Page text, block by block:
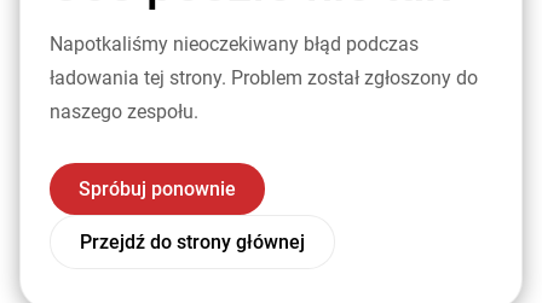
Napotkaliśmy nieoczekiwany błąd podczas
ładowania tej strony. Problem został zgłoszony do
naszego zespołu.
Spróbuj ponownie
Przejdź do strony głównej